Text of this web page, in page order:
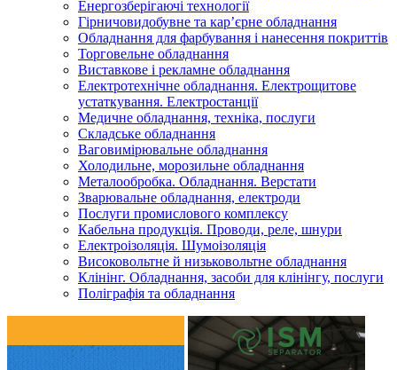
Енергозберігаючі технології
Гірничовидобувне та кар’єрне обладнання
Обладнання для фарбування і нанесення покриттів
Торговельне обладнання
Виставкове і рекламне обладнання
Електротехнічне обладнання. Електрощитове
устаткування. Електростанції
Медичне обладнання, техніка, послуги
Складське обладнання
Ваговимірювальне обладнання
Холодильне, морозильне обладнання
Металообробка. Обладнання. Верстати
Зварювальне обладнання, електроди
Послуги промислового комплексу
Кабельна продукція. Проводи, реле, шнури
Електроізоляція. Шумоізоляція
Високовольтне й низьковольтне обладнання
Клінінг. Обладнання, засоби для клінінгу, послуги
Поліграфія та обладнання